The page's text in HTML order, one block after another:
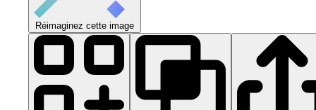
Réimaginez cette image